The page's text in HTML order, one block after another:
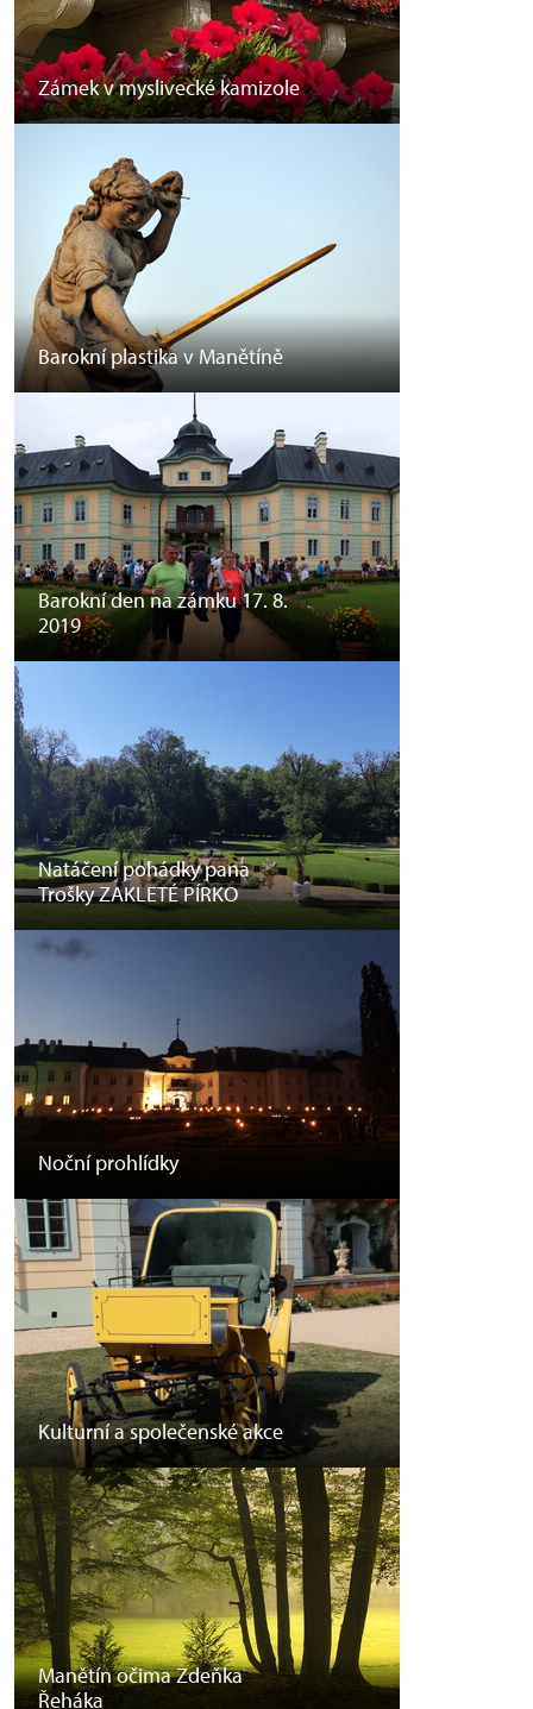
Zámek v myslivecké kamizole
Barokní plastika v Manětíně
Barokní den na zámku 17. 8.
2019
Natáčení pohádky pana
Trošky ZAKLETÉ PÍRKO
Noční prohlídky
Kulturní a společenské akce
Manětín očima Zdeňka
Řeháka